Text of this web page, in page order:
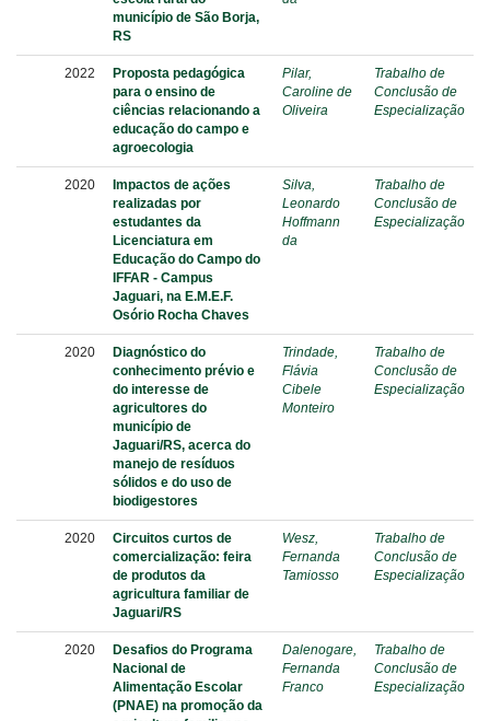
município de São Borja,
RS
2022
Proposta pedagógica
para o ensino de
ciências relacionando a
educação do campo e
agroecologia
Pilar,
Caroline de
Oliveira
Trabalho de
Conclusão de
Especialização
2020
Impactos de ações
realizadas por
estudantes da
Licenciatura em
Educação do Campo do
IFFAR - Campus
Jaguari, na E.M.E.F.
Osório Rocha Chaves
Silva,
Leonardo
Hoffmann
da
Trabalho de
Conclusão de
Especialização
2020
Diagnóstico do
conhecimento prévio e
do interesse de
agricultores do
município de
Jaguari/RS, acerca do
manejo de resíduos
sólidos e do uso de
biodigestores
Trindade,
Flávia
Cibele
Monteiro
Trabalho de
Conclusão de
Especialização
2020
Circuitos curtos de
comercialização: feira
de produtos da
agricultura familiar de
Jaguari/RS
Wesz,
Fernanda
Tamiosso
Trabalho de
Conclusão de
Especialização
2020
Desafios do Programa
Nacional de
Alimentação Escolar
(PNAE) na promoção da
Dalenogare,
Fernanda
Franco
Trabalho de
Conclusão de
Especialização